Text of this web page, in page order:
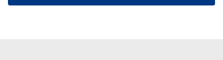
için Ayarlar butonuna tıklayabilir,Çerez Bilgilendirme